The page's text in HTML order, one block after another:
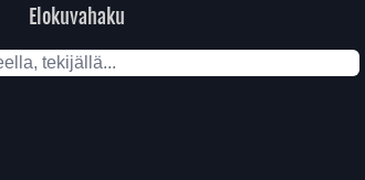
Elokuvahaku